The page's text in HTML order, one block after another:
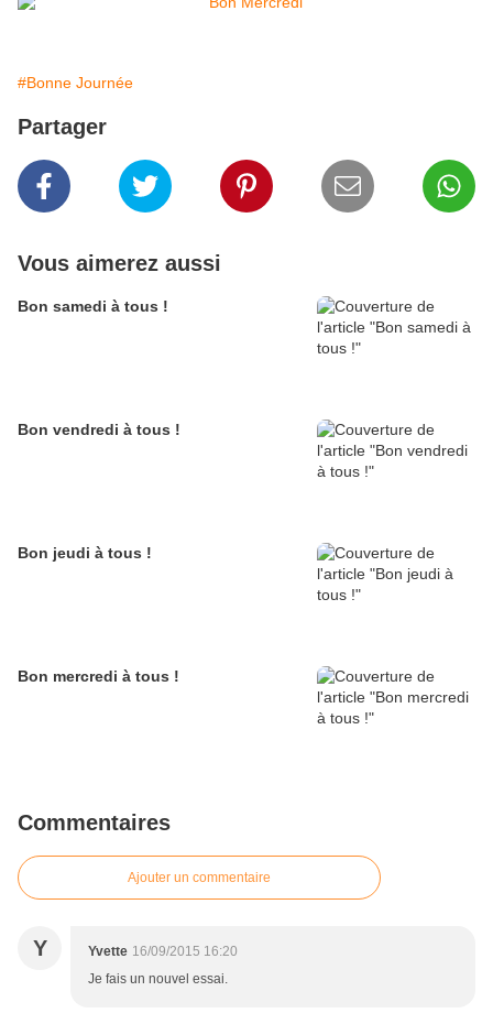
#Bonne Journée
Partager
Vous aimerez aussi
Bon samedi à tous !
Bon vendredi à tous !
Bon jeudi à tous !
Bon mercredi à tous !
Commentaires
Ajouter un commentaire
Y Yvette 16/09/2015 16:20
Je fais un nouvel essai.